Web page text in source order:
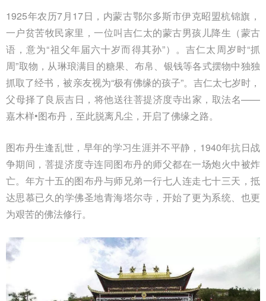
1925年农历7月17日，内蒙古鄂尔多斯市伊克昭盟杭锦旗，
一户贫苦牧民家里，一位叫吉仁太的蒙古男孩儿降生（蒙古
语，意为“祖父年届六十岁而得其孙”）。吉仁太周岁时“抓
周”取物，从琳琅满目的糖果、布帛、银钱等各式摆物中独独
抓取了经书，被亲友视为“极有佛缘的孩子”。吉仁太七岁时，
父母择了良辰吉日，将他送往菩提济度寺出家，取法名——
嘉木样•图布丹，至此脱离凡尘，开启了佛缘之路。
图布丹生逢乱世，早年的学习生涯并不平静，1940年抗日战
争期间，菩提济度寺连同图布丹的师父都在一场炮火中被炸
亡。年方十五的图布丹与师兄弟一行七人连走七十三天，抵
达思慕已久的学佛圣地青海塔尔寺，开始了更为系统、也更
为艰苦的佛法修行。